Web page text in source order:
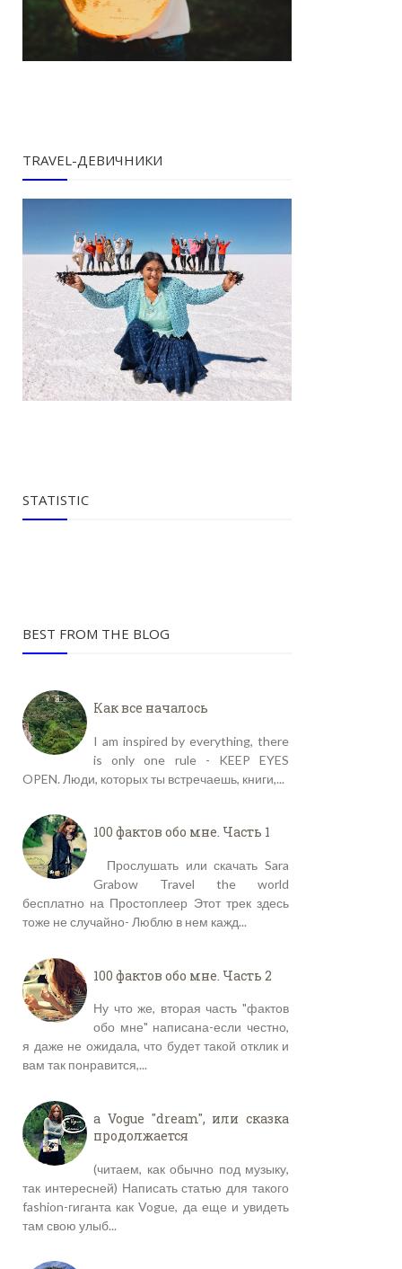
TRAVEL-ДЕВИЧНИКИ
STATISTIC
BEST FROM THE BLOG
Как все началось
I am inspired by everything, there
is only one rule - KEEP EYES
OPEN. Люди, которых ты встречаешь, книги,...
100 фактов обо мне. Часть 1
Прослушать или скачать Sara
Grabow Travel the world
бесплатно на Простоплеер Этот трек здесь
тоже не случайно- Люблю в нем кажд...
100 фактов обо мне. Часть 2
Ну что же, вторая часть "фактов
обо мне" написана-если честно,
я даже не ожидала, что будет такой отклик и
вам так понравится,...
a Vogue "dream", или сказка
продолжается
(читаем, как обычно под музыку,
так интересней) Написать статью для такого
fashion-гиганта как Vogue, да еще и увидеть
там свою улыб...